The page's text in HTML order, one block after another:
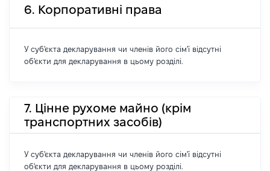
6. Корпоративні права
У суб'єкта декларування чи членів його сім'ї відсутні
об'єкти для декларування в цьому розділі.
7. Цінне рухоме майно (крім
транспортних засобів)
У суб'єкта декларування чи членів його сім'ї відсутні
об'єкти для декларування в цьому розділі.